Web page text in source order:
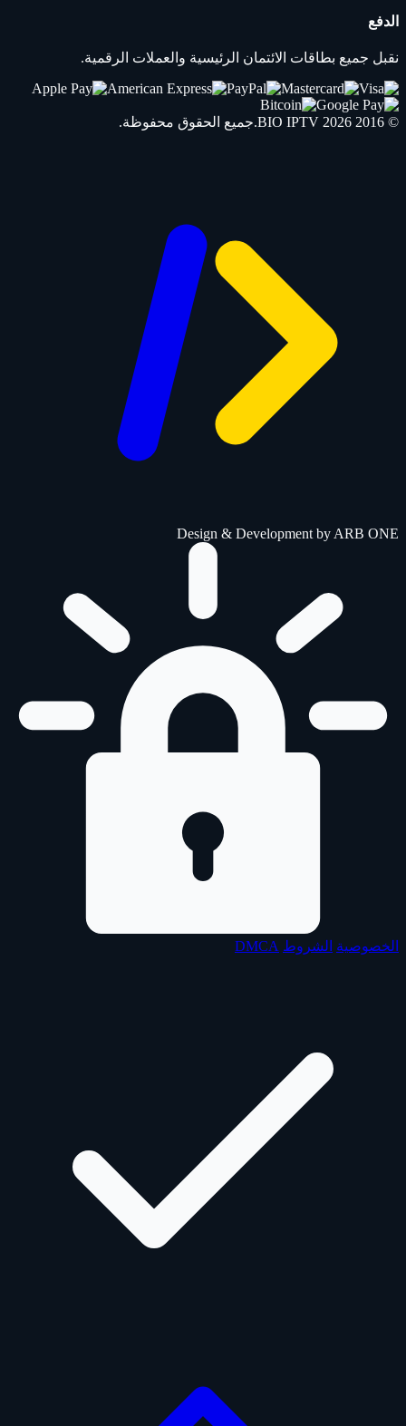
الدفع
نقبل جميع بطاقات الائتمان الرئيسية والعملات الرقمية.
© 2016 2026
BIO IPTV .جميع الحقوق محفوظة.
Design & Development by ARB ONE
الخصوصية الشروط DMCA